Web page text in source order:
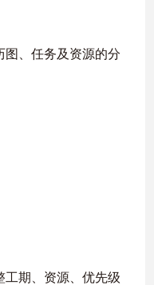
图、任务及资源的分
工期、资源、优先级